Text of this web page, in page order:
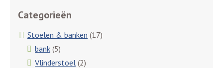
Categorieën
Stoelen & banken (17)
bank (5)
Vlinderstoel (2)